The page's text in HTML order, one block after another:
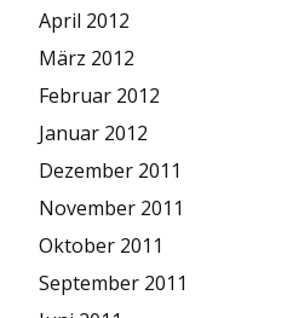
April 2012
März 2012
Februar 2012
Januar 2012
Dezember 2011
November 2011
Oktober 2011
September 2011